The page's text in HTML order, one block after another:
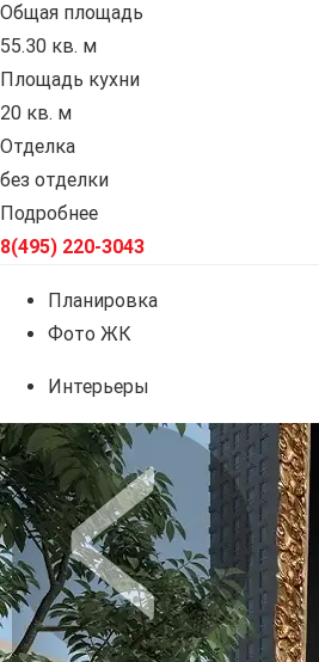
Общая площадь
55.30 кв. м
Площадь кухни
20 кв. м
Отделка
без отделки
Подробнее
8(495) 220-3043
Планировка
Фото ЖК
Интерьеры